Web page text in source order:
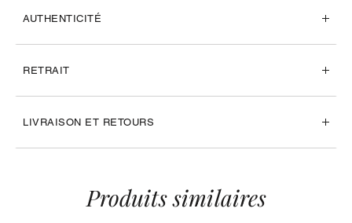
AUTHENTICITÉ
RETRAIT
LIVRAISON ET RETOURS
Produits similaires